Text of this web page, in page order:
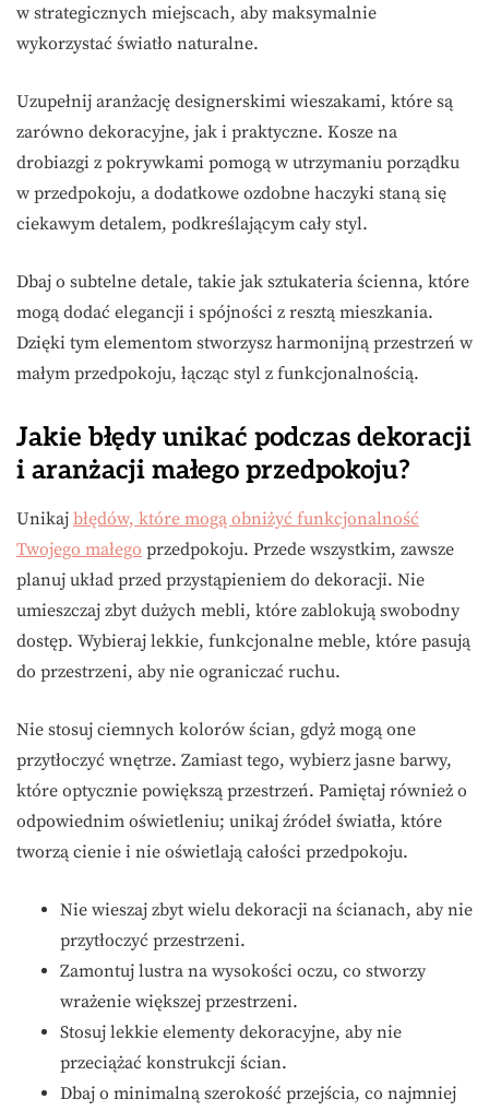
w strategicznych miejscach, aby maksymalnie
wykorzystać światło naturalne.
Uzupełnij aranżację designerskimi wieszakami, które są
zarówno dekoracyjne, jak i praktyczne. Kosze na
drobiazgi z pokrywkami pomogą w utrzymaniu porządku
w przedpokoju, a dodatkowe ozdobne haczyki staną się
ciekawym detalem, podkreślającym cały styl.
Dbaj o subtelne detale, takie jak sztukateria ścienna, które
mogą dodać elegancji i spójności z resztą mieszkania.
Dzięki tym elementom stworzysz harmonijną przestrzeń w
małym przedpokoju, łącząc styl z funkcjonalnością.
Jakie błędy unikać podczas dekoracji
i aranżacji małego przedpokoju?
Unikaj błędów, które mogą obniżyć funkcjonalność
Twojego małego przedpokoju. Przede wszystkim, zawsze
planuj układ przed przystąpieniem do dekoracji. Nie
umieszczaj zbyt dużych mebli, które zablokują swobodny
dostęp. Wybieraj lekkie, funkcjonalne meble, które pasują
do przestrzeni, aby nie ograniczać ruchu.
Nie stosuj ciemnych kolorów ścian, gdyż mogą one
przytłoczyć wnętrze. Zamiast tego, wybierz jasne barwy,
które optycznie powiększą przestrzeń. Pamiętaj również o
odpowiednim oświetleniu; unikaj źródeł światła, które
tworzą cienie i nie oświetlają całości przedpokoju.
Nie wieszaj zbyt wielu dekoracji na ścianach, aby nie
przytłoczyć przestrzeni.
Zamontuj lustra na wysokości oczu, co stworzy
wrażenie większej przestrzeni.
Stosuj lekkie elementy dekoracyjne, aby nie
przeciążać konstrukcji ścian.
Dbaj o minimalną szerokość przejścia, co najmniej